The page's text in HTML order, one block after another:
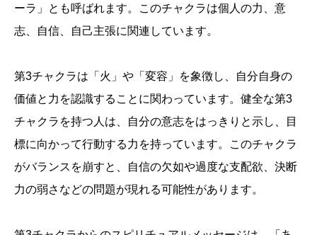
ーラ」とも呼ばれます。このチャクラは個人の力、意
志、自信、自己主張に関連しています。
第3チャクラは「火」や「変容」を象徴し、自分自身の
価値と力を認識することに関わっています。健全な第3
チャクラを持つ人は、自分の意志をはっきりと示し、目
標に向かって行動する力を持っています。このチャクラ
がバランスを崩すと、自信の欠如や過度な支配欲、決断
力の弱さなどの問題が現れる可能性があります。